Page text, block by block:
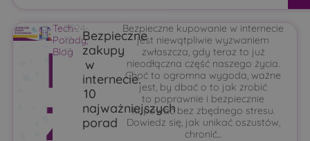
Tech-
Porady,
Blog
2024-
12-
13
Bezpieczne
zakupy
w
internecie.
10
najważniejszych
porad
Bezpieczne kupowanie w internecie
jest niewątpliwie wyzwaniem
zwłaszcza, gdy teraz to już
nieodłączna część naszego życia.
Choć to ogromna wygoda, ważne
jest, by dbać o to jak zrobić
to poprawnie i bezpiecznie
kupować bez zbędnego stresu.
Dowiedz się, jak unikać oszustów,
chronić...